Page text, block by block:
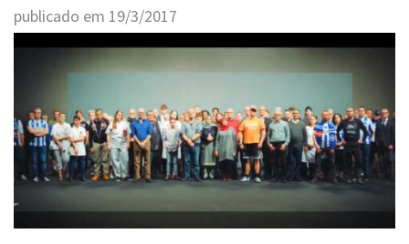
publicado em 19/3/2017